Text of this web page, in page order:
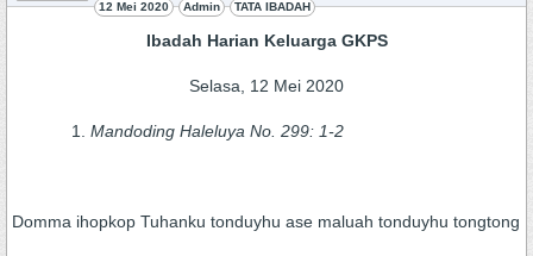
12 Mei 2020 Admin TATA IBADAH
Ibadah Harian Keluarga GKPS
Selasa, 12 Mei 2020
Mandoding Haleluya No. 299: 1-2
Domma ihopkop Tuhanku tonduyhu ase maluah tonduyhu tongtong